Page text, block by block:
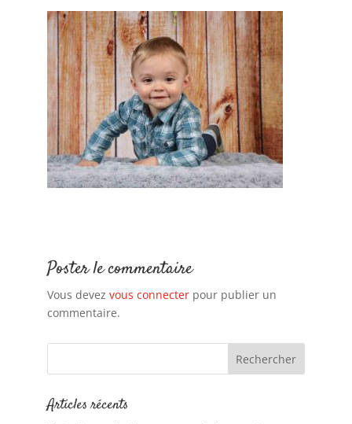
Poster le commentaire
Vous devez vous connecterpour publier un
commentaire.
Articles récents